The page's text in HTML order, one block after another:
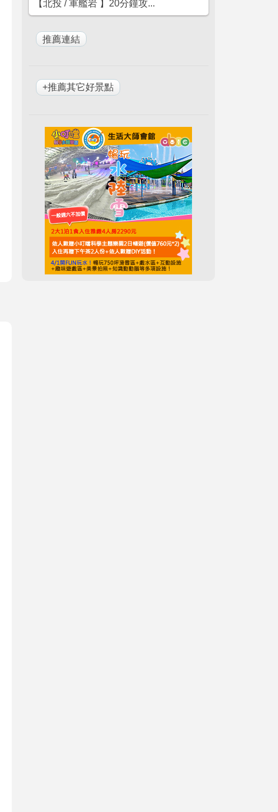
【北投 / 軍艦岩 】20分鐘攻...
+推薦其它好景點